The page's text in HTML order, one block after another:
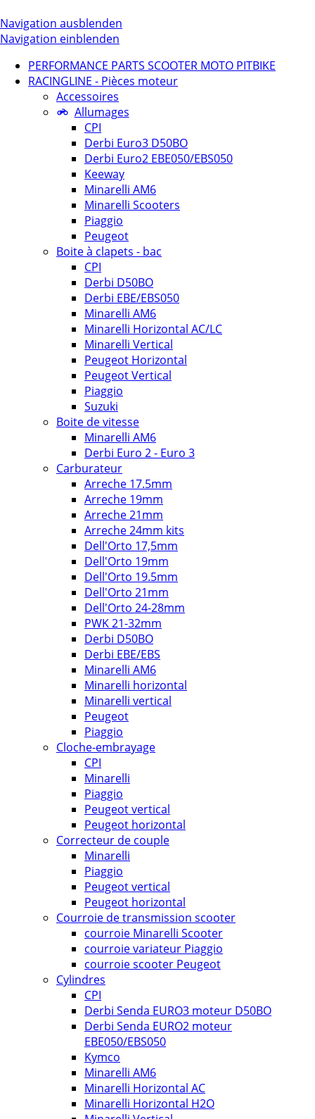
Navigation ausblenden
Navigation einblenden
PERFORMANCE PARTS SCOOTER MOTO PITBIKE
RACINGLINE - Pièces moteur
Accessoires
Allumages
CPI
Derbi Euro3 D50BO
Derbi Euro2 EBE050/EBS050
Keeway
Minarelli AM6
Minarelli Scooters
Piaggio
Peugeot
Boite à clapets - bac
CPI
Derbi D50BO
Derbi EBE/EBS050
Minarelli AM6
Minarelli Horizontal AC/LC
Minarelli Vertical
Peugeot Horizontal
Peugeot Vertical
Piaggio
Suzuki
Boite de vitesse
Minarelli AM6
Derbi Euro 2 - Euro 3
Carburateur
Arreche 17.5mm
Arreche 19mm
Arreche 21mm
Arreche 24mm kits
Dell'Orto 17,5mm
Dell'Orto 19mm
Dell'Orto 19.5mm
Dell'Orto 21mm
Dell'Orto 24-28mm
PWK 21-32mm
Derbi D50BO
Derbi EBE/EBS
Minarelli AM6
Minarelli horizontal
Minarelli vertical
Peugeot
Piaggio
Cloche-embrayage
CPI
Minarelli
Piaggio
Peugeot vertical
Peugeot horizontal
Correcteur de couple
Minarelli
Piaggio
Peugeot vertical
Peugeot horizontal
Courroie de transmission scooter
courroie Minarelli Scooter
courroie variateur Piaggio
courroie scooter Peugeot
Cylindres
CPI
Derbi Senda EURO3 moteur D50BO
Derbi Senda EURO2 moteur
EBE050/EBS050
Kymco
Minarelli AM6
Minarelli Horizontal AC
Minarelli Horizontal H2O